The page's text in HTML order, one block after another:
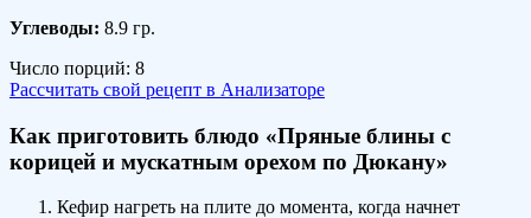
Углеводы: 8.9 гр.
Число порций: 8
Рассчитать свой рецепт в Анализаторе
Как приготовить блюдо «Пряные блины с
корицей и мускатным орехом по Дюкану»
Кефир нагреть на плите до момента, когда начнет